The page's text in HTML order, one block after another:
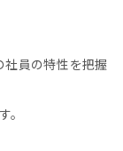
社員の特性を把握
。